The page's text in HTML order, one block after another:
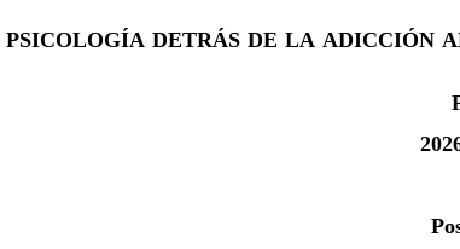
DETRÁS DE LA ADICCIÓN